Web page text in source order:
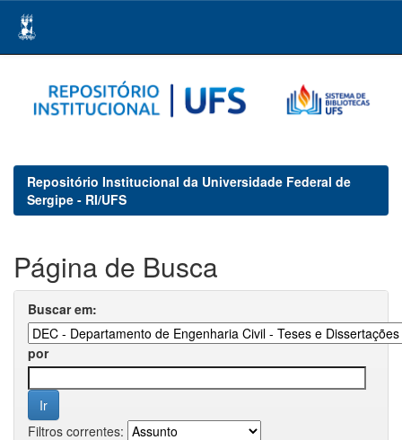
navigation
Repositório Institucional da Universidade Federal de
Sergipe - RI/UFS
Página de Busca
Buscar em:
por
Filtros correntes: